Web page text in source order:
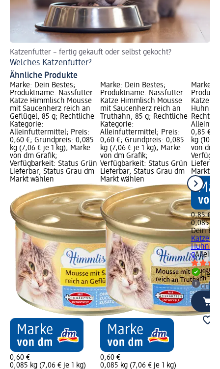
Katzenfutter – fertig gekauft oder selbst gekocht?
Welches Katzenfutter?
Ähnliche Produkte
Marke: Dein Bestes;
Produktname: Nassfutter
Katze Himmlisch Mousse
mit Saucenherz reich an
Geflügel, 85 g; Rechtliche
Kategorie:
Alleinfuttermittel; Preis:
0,60 €; Grundpreis: 0,085
kg (7,06 € je 1 kg); Marke
von dm Grafik;
Verfügbarkeit: Status Grün
Lieferbar, Status Grau dm
Markt wählen
0,60 €
0,085 kg (7,06 € je 1 kg)
Marke: Dein Bestes;
Produktname: Nassfutter
Katze Himmlisch Mousse
mit Saucenherz reich an
Truthahn, 85 g; Rechtliche
Kategorie:
Alleinfuttermittel; Preis:
0,60 €; Grundpreis: 0,085
kg (7,06 € je 1 kg); Marke
von dm Grafik;
Verfügbarkeit: Status Grün
Lieferbar, Status Grau dm
Markt wählen
0,60 €
0,085 kg (7,06 € je 1 kg)
Marke:
Katze
Huhn
0,85 €;
kg
von dm
Markt
0,85 €
0,085 kg
Dein
Katze
Huhn
g
dm